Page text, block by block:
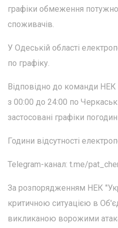
графіки обмеження
споживачів.
У Одеській області
по графіку.
Відповідно до команди НЕК
з 00:00 до 24:00 по
застосовані графіки
Години відсутності
Telegram-канал: t.me/
За розпорядженням НЕК
критичною ситуацією в
викликаною ворожими